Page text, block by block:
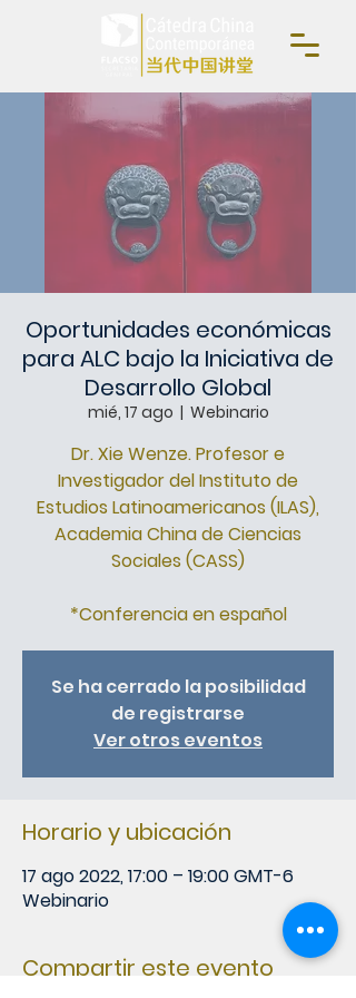
Oportunidades económicas
para ALC bajo la Iniciativa de
Desarrollo Global
mié, 17 ago
  |
Webinario
Dr. Xie Wenze. Profesor e
Investigador del Instituto de
Estudios Latinoamericanos (ILAS),
Academia China de Ciencias
Sociales (CASS)
*Conferencia en español
Se ha cerrado la posibilidad
de registrarse
Ver otros eventos
Horario y ubicación
17 ago 2022, 17:00 – 19:00 GMT-6
Webinario
Compartir este evento